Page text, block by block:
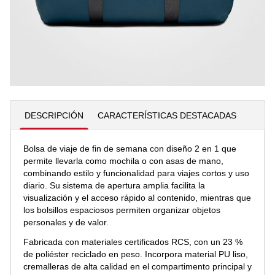
69,95 €
DESCRIPCIÓN CARACTERÍSTICAS DESTACADAS
Bolsa de viaje de fin de semana con diseño 2 en 1 que
permite llevarla como mochila o con asas de mano,
combinando estilo y funcionalidad para viajes cortos y uso
diario. Su sistema de apertura amplia facilita la
visualización y el acceso rápido al contenido, mientras que
los bolsillos espaciosos permiten organizar objetos
personales y de valor.
Fabricada con materiales certificados RCS, con un 23 %
de poliéster reciclado en peso. Incorpora material PU liso,
cremalleras de alta calidad en el compartimento principal y